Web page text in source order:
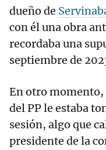
dueño de
con él una obra
recordaba una
septiembre de
En otro momento,
del PP le estaba
sesión, algo que
presidente de la